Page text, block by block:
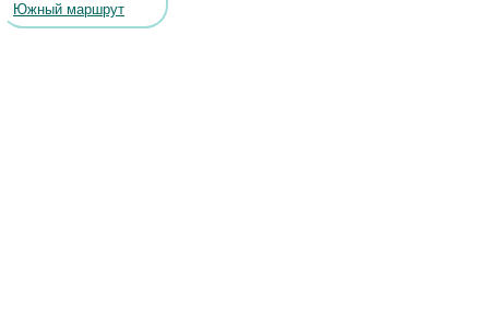
Южный маршрут